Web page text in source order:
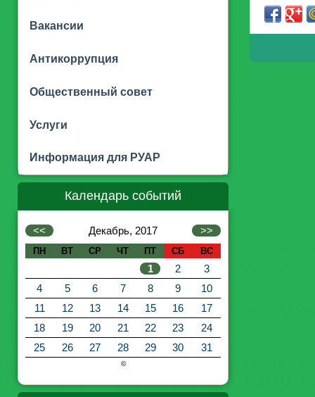
Вакансии
Антикоррупция
Общественный совет
Услуги
Информация для РУАР
Календарь событий
<< Декабрь, 2017 >>
ПН ВТ СР ЧТ ПТ СБ ВС
1 2
3
4
5 6 7 8 9
10
11
12 13 14 15 16
17
18
19 20 21 22 23
24
25
26 27 28 29 30 31
©